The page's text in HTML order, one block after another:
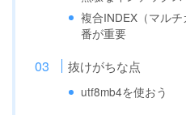
複合INDEX（マル
番が重要
抜けがちな点
utf8mb4を使おう